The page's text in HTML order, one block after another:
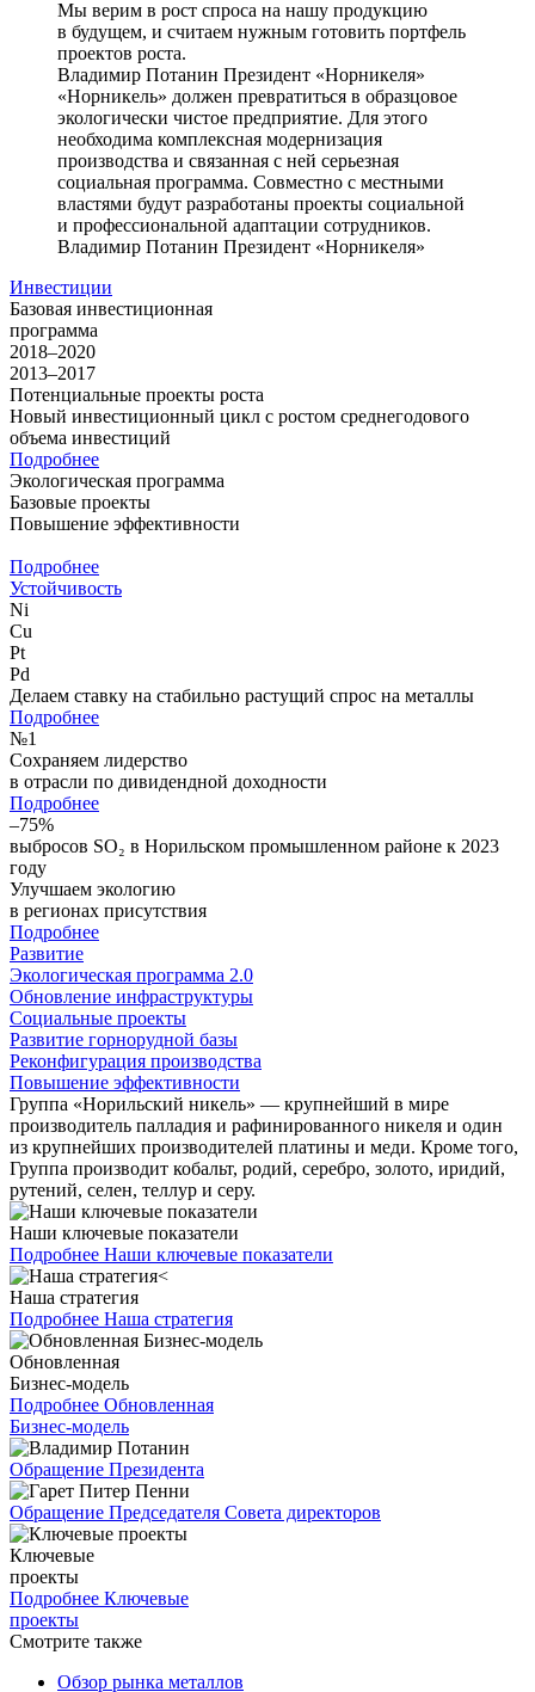
Мы верим в рост спроса на нашу продукцию
в будущем, и считаем нужным готовить портфель
проектов роста.
Владимир Потанин Президент «Норникеля»
«Норникель» должен превратиться в образцовое
экологически чистое предприятие. Для этого
необходима комплексная модернизация
производства и связанная с ней серьезная
социальная программа. Совместно с местными
властями будут разработаны проекты социальной
и профессиональной адаптации сотрудников.
Владимир Потанин Президент «Норникеля»
Инвестиции
Базовая инвестиционная
программа
2018–2020
2013–2017
Потенциальные проекты роста
Новый инвестиционный цикл с ростом среднегодового
объема инвестиций
Подробнее
Экологическая программа
Базовые проекты
Повышение эффективности
Подробнее
Устойчивость
Ni
Cu
Pt
Pd
Делаем ставку на стабильно растущий спрос на металлы
Подробнее
№1
Сохраняем лидерство
в отрасли по дивидендной доходности
Подробнее
–75%
выбросов SO₂ в Норильском промышленном районе к 2023
году
Улучшаем экологию
в регионах присутствия
Подробнее
Развитие
Экологическая программа 2.0
Обновление инфраструктуры
Социальные проекты
Развитие горнорудной базы
Реконфигурация производства
Повышение эффективности
Группа «Норильский никель» — крупнейший в мире
производитель палладия и рафинированного никеля и один
из крупнейших производителей платины и меди. Кроме того,
Группа производит кобальт, родий, серебро, золото, иридий,
рутений, селен, теллур и серу.
Наши ключевые показатели
Подробнее Наши ключевые показатели
Наша стратегия
Подробнее Наша стратегия
Обновленная
Бизнес-модель
Подробнее Обновленная
Бизнес-модель
Обращение Президента
Обращение Председателя Совета директоров
Ключевые
проекты
Подробнее Ключевые
проекты
Смотрите также
Обзор рынка металлов